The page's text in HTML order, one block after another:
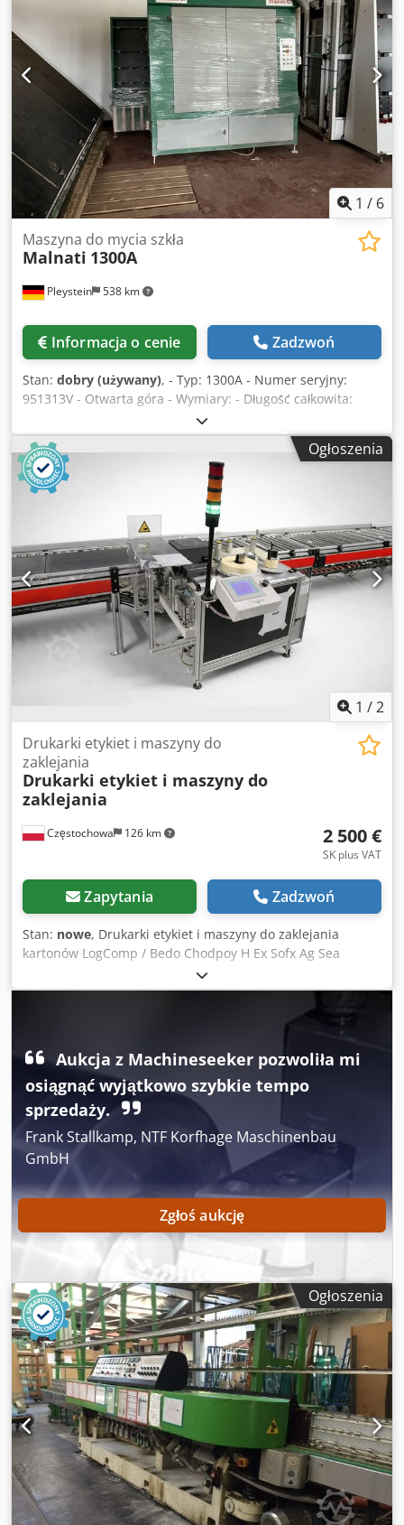
1 / 6
Pleystein 538 km
Maszyna do mycia szkła
Malnati 1300A
Informacja o cenie Zadzwoń
Stan: dobry (używany), - Typ: 1300A - Numer seryjny:
951313V - Otwarta góra - Wymiary: - Długość całkowita:
4900 mm - Głębokość: 1100 mm - Wysokość 2300 mm -
Pralka 2100 mm - Wlot 1400 mm - Wylot: 1400 mm -
Wysokość prania: 1500 mm Chedpfx Ajq Ec D Tjg Ssa - 2
pary szczotek - Podłączone obciążenia: 380V, 50Hz, 11kW -
Cena na zapytanie
Ogłoszenia
1 /2
Częstochowa 126 km
Drukarki etykiet i maszyny do
zaklejania
Drukarki etykiet i maszyny do
zaklejania
2 500 €
SK plus VAT
Zapytania Zadzwoń
Stan: nowe, Drukarki etykiet i maszyny do zaklejania
kartonów LogComp / Bedo Chodpoy H Ex Sofx Ag Sea
Aukcja z Machineseeker pozwoliła mi
osiągnąć wyjątkowo szybkie tempo
sprzedaży.
Frank Stallkamp, NTF Korfhage Maschinenbau
GmbH
Zgłoś aukcję
Ogłoszenia